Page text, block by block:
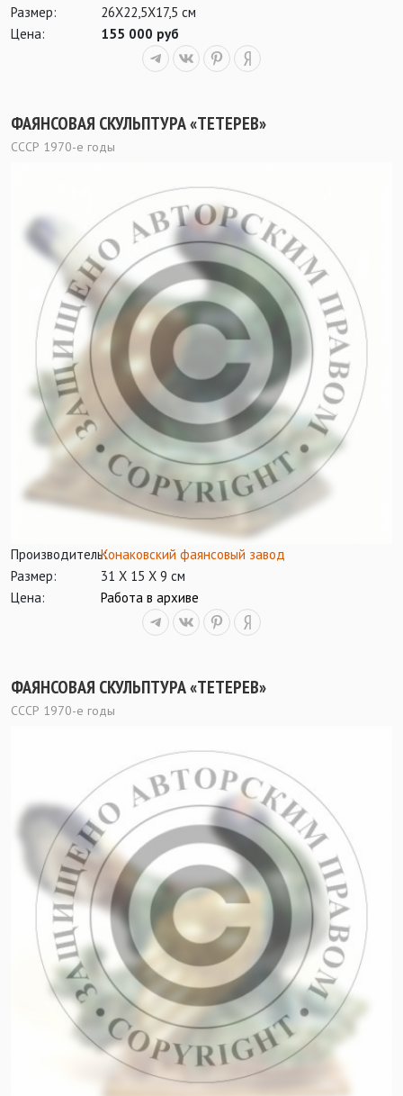
Размер:
26Х22,5Х17,5 см
Цена:
155 000 руб
ФАЯНСОВАЯ СКУЛЬПТУРА «ТЕТЕРЕВ»
СССР 1970-е годы
Производитель:Конаковский фаянсовый завод
Размер:
31 Х 15 Х 9 см
Цена:
Работа в архиве
ФАЯНСОВАЯ СКУЛЬПТУРА «ТЕТЕРЕВ»
СССР 1970-е годы